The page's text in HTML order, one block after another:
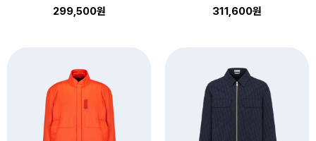
299,500원 311,600원